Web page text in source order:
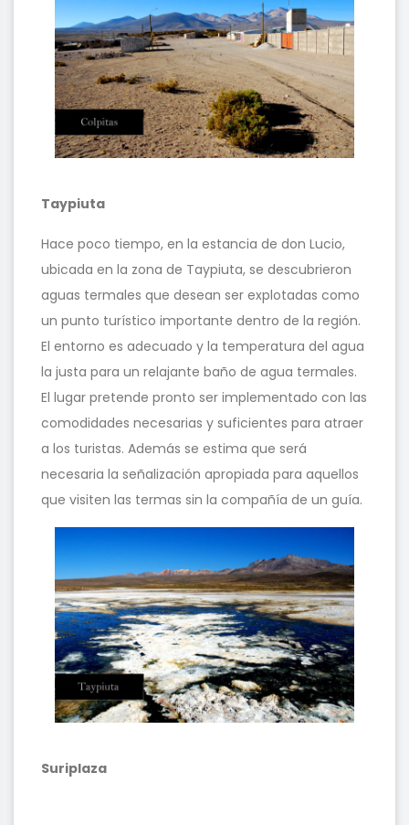
Taypiuta
Hace poco tiempo, en la estancia de don Lucio,
ubicada en la zona de Taypiuta, se descubrieron
aguas termales que desean ser explotadas como
un punto turístico importante dentro de la región.
El entorno es adecuado y la temperatura del agua
la justa para un relajante baño de agua termales.
El lugar pretende pronto ser implementado con las
comodidades necesarias y suficientes para atraer
a los turistas. Además se estima que será
necesaria la señalización apropiada para aquellos
que visiten las termas sin la compañía de un guía.
Suriplaza